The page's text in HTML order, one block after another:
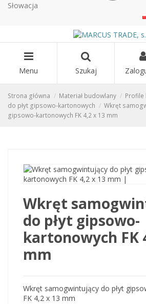
Słowacja
Menu Szukaj
Strona główna Materiał budowlany
Profile
do płyt gipsowo-kartonowych
Wkręt
gipsowo-kartonowych FK 4,2 x 13 mm
Wkręt
do płyt gipsowo-
kartonowych FK
mm
Wkręt samogwintujący do płyt
FK 4,2 x 13 mm